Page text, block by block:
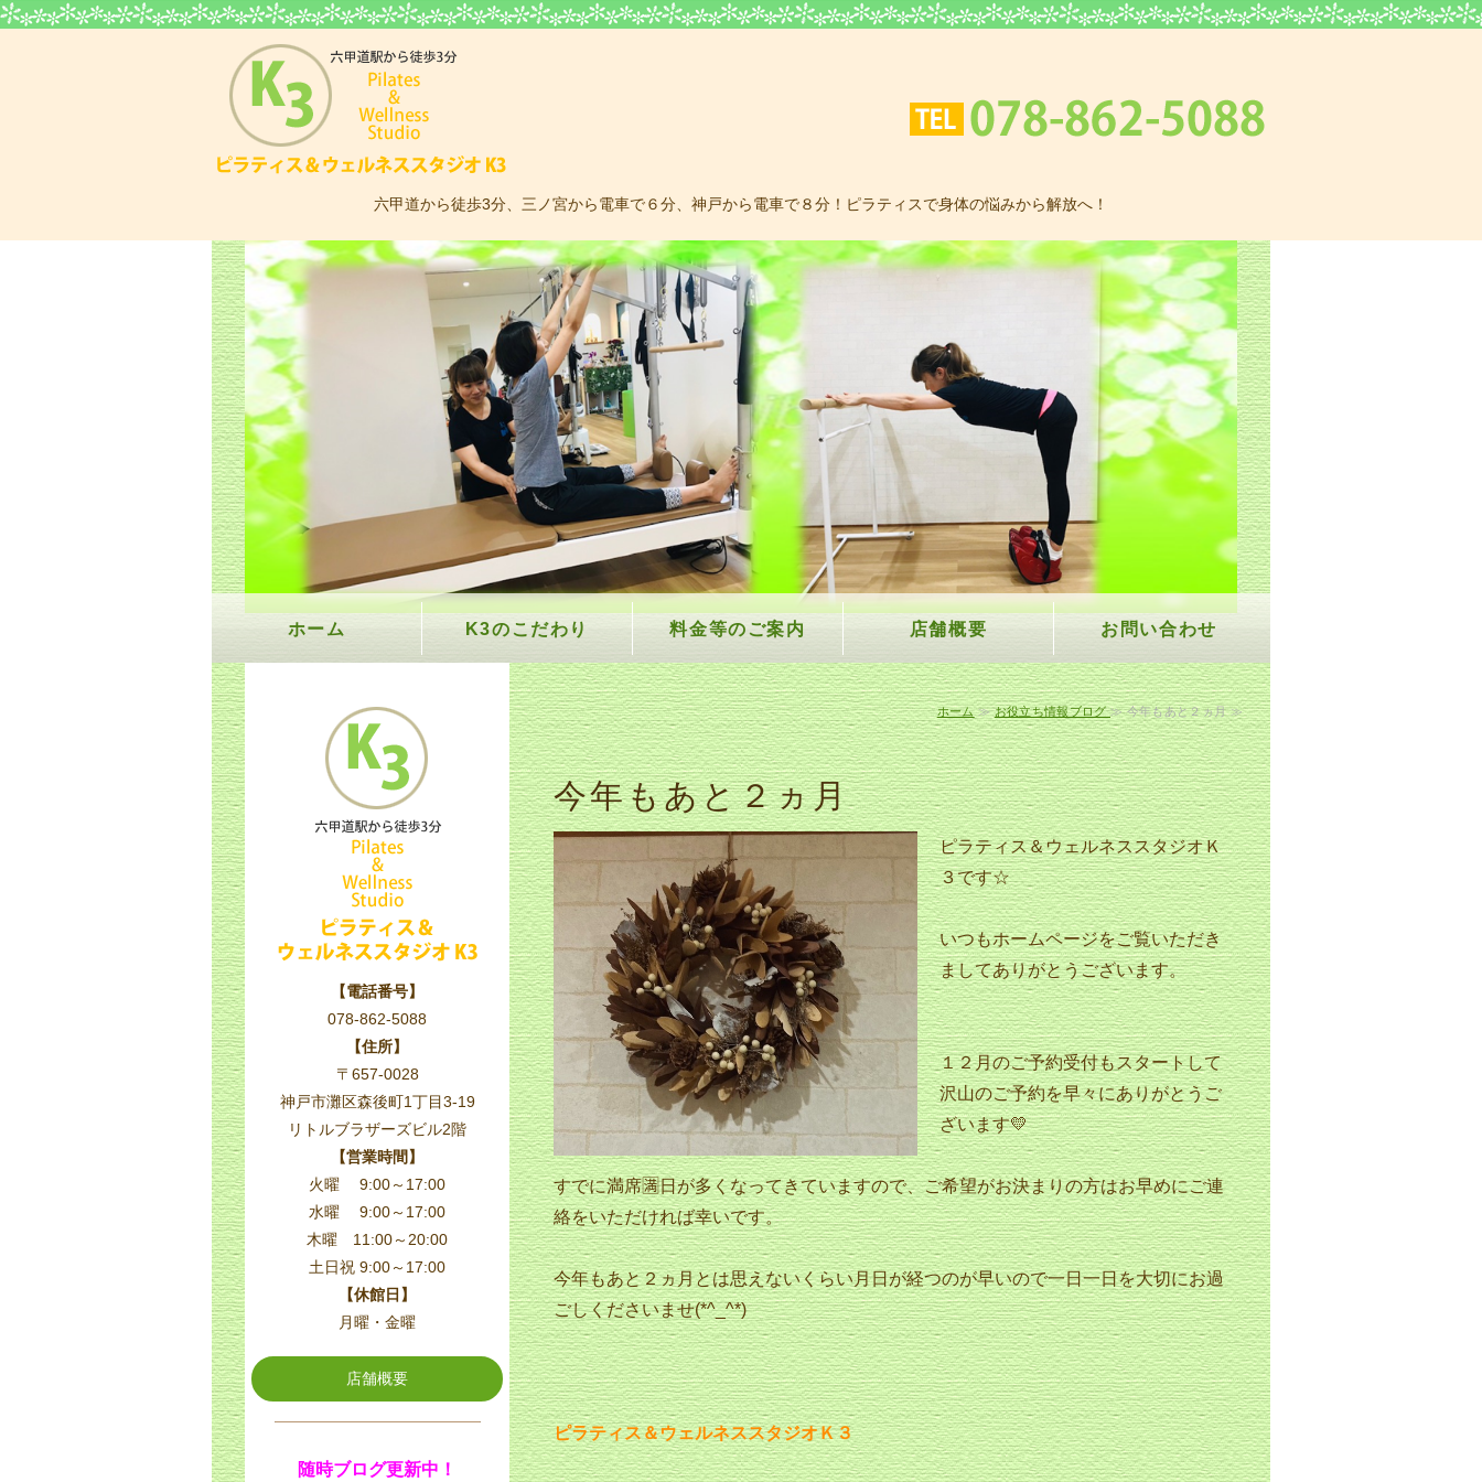
六甲道から徒歩3分、三ノ宮から電車で６分、神戸から電車で８分！ピラティスで身体の悩みから解放へ！
ホーム K3のこだわり 料金等のご案内 店舗概要 お問い合わせ
ホーム≫お役立ち情報ブログ≫ 今年もあと２ヵ月 ≫
今年もあと２ヵ月
ピラティス＆ウェルネススタジオＫ
３です☆
いつもホームページをご覧いただき
ましてありがとうございます。
１２月のご予約受付もスタートして
沢山のご予約を早々にありがとうご
ざいます💛
すでに満席🈵日が多くなってきていますので、ご希望がお決まりの方はお早めにご連
絡をいただければ幸いです。
今年もあと２ヵ月とは思えないくらい月日が経つのが早いので一日一日を大切にお過
ごしくださいませ(*^_^*)
ピラティス＆ウェルネススタジオＫ３
【電話番号】
078-862-5088
【住所】
〒657-0028
神戸市灘区森後町1丁目3-19
リトルブラザーズビル2階
【営業時間】
火曜 9:00～17:00
水曜 9:00～17:00
木曜 11:00～20:00
土日祝 9:00～17:00
【休館日】
月曜・金曜
店舗概要
随時ブログ更新中！